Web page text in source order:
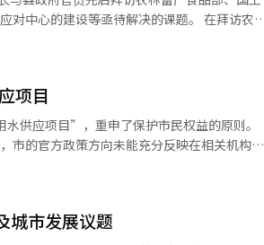
建设等亟待解决的课题。 在拜访农林
候危机，建议政府积极支持在海宁建设的国
完工，因应气候变化的紧迫性，该项目的推进
候变化影响预测及应对技术开发等的核心机
内，气候变化已对农业和渔业现场造成了最
的国家农食品气候应对总部拥有政策总控的地
案的《农业农村气候危机应对及碳中和实施
总控功能整合在一起。 随后，名郡长拜访国
口的位置调整得更靠近海宁，并请求将与高
项目
供应项目”，重申了保护市民权益的原则。
市的官方政策方向未能充分反映在相关机构的
指示在相关许可和机构协商中，务必反映市
城市发展议题